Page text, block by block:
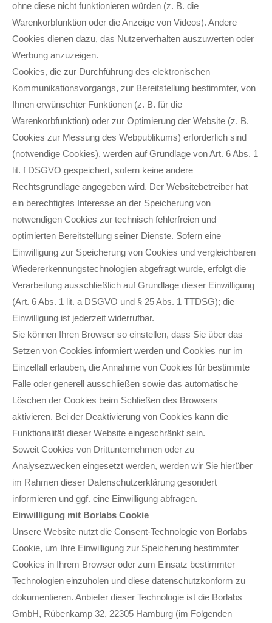
ohne diese nicht funktionieren würden (z. B. die
Warenkorbfunktion oder die Anzeige von Videos). Andere
Cookies dienen dazu, das Nutzerverhalten auszuwerten oder
Werbung anzuzeigen.
Cookies, die zur Durchführung des elektronischen
Kommunikationsvorgangs, zur Bereitstellung bestimmter, von
Ihnen erwünschter Funktionen (z. B. für die
Warenkorbfunktion) oder zur Optimierung der Website (z. B.
Cookies zur Messung des Webpublikums) erforderlich sind
(notwendige Cookies), werden auf Grundlage von Art. 6 Abs. 1
lit. f DSGVO gespeichert, sofern keine andere
Rechtsgrundlage angegeben wird. Der Websitebetreiber hat
ein berechtigtes Interesse an der Speicherung von
notwendigen Cookies zur technisch fehlerfreien und
optimierten Bereitstellung seiner Dienste. Sofern eine
Einwilligung zur Speicherung von Cookies und vergleichbaren
Wiedererkennungstechnologien abgefragt wurde, erfolgt die
Verarbeitung ausschließlich auf Grundlage dieser Einwilligung
(Art. 6 Abs. 1 lit. a DSGVO und § 25 Abs. 1 TTDSG); die
Einwilligung ist jederzeit widerrufbar.
Sie können Ihren Browser so einstellen, dass Sie über das
Setzen von Cookies informiert werden und Cookies nur im
Einzelfall erlauben, die Annahme von Cookies für bestimmte
Fälle oder generell ausschließen sowie das automatische
Löschen der Cookies beim Schließen des Browsers
aktivieren. Bei der Deaktivierung von Cookies kann die
Funktionalität dieser Website eingeschränkt sein.
Soweit Cookies von Drittunternehmen oder zu
Analysezwecken eingesetzt werden, werden wir Sie hierüber
im Rahmen dieser Datenschutzerklärung gesondert
informieren und ggf. eine Einwilligung abfragen.
Einwilligung mit Borlabs Cookie
Unsere Website nutzt die Consent-Technologie von Borlabs
Cookie, um Ihre Einwilligung zur Speicherung bestimmter
Cookies in Ihrem Browser oder zum Einsatz bestimmter
Technologien einzuholen und diese datenschutzkonform zu
dokumentieren. Anbieter dieser Technologie ist die Borlabs
GmbH, Rübenkamp 32, 22305 Hamburg (im Folgenden